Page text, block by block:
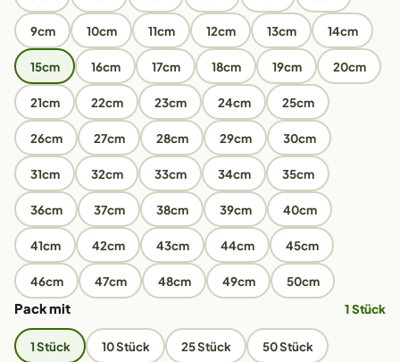
9cm 10cm 11cm 12cm 13cm 14cm
15cm 16cm 17cm 18cm 19cm 20cm
21cm 22cm 23cm 24cm 25cm
26cm 27cm 28cm 29cm 30cm
31cm 32cm 33cm 34cm 35cm
36cm 37cm 38cm 39cm 40cm
41cm 42cm 43cm 44cm 45cm
46cm 47cm 48cm 49cm 50cm
Pack mit 1 Stück
1 Stück 10 Stück 25 Stück 50 Stück